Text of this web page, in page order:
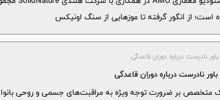
از انگور گرفته تا موزهایی از سنگ اونیکس
متخصص بر ضرورت توجه ویژه به مراقبت‌های جسمی و روحی